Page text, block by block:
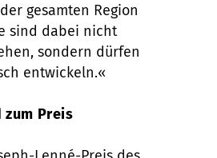
gesamten Region
sind dabei nicht
sondern dürfen
entwickeln.«
Preis